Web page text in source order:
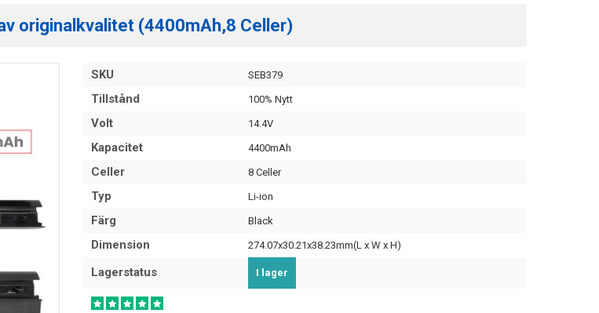
originalkvalitet (4400mAh,8 Celler)
SKU SEB379
Tillstånd 100% Nytt
Volt 14.4V
Kapacitet 4400mAh
Celler 8 Celler
Typ Li-ion
Färg Black
Dimension 274.07x30.21x38.23mm(L x W x H)
Lagerstatus I lager